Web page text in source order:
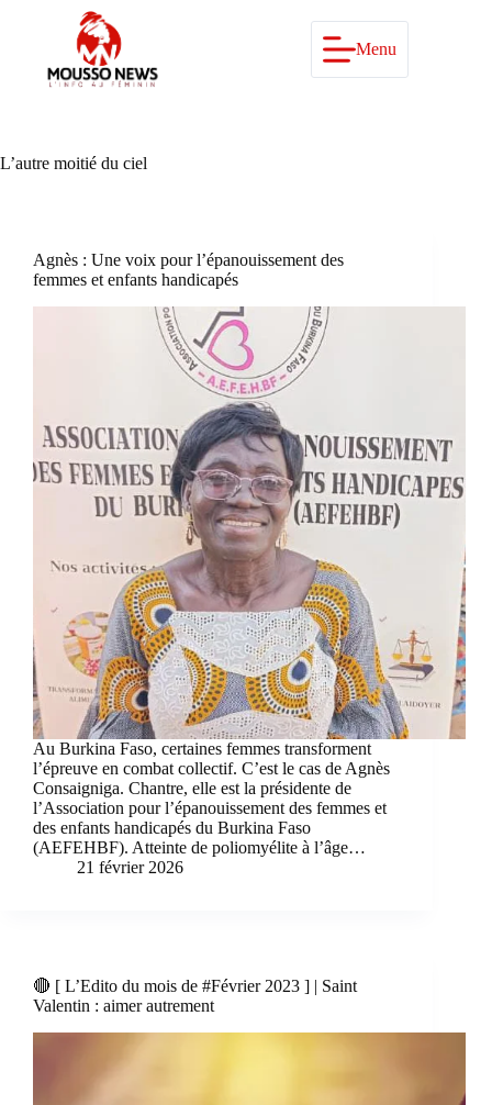
Menu
L’autre moitié du ciel
Agnès : Une voix pour l’épanouissement des
femmes et enfants handicapés
Au Burkina Faso, certaines femmes transforment
l’épreuve en combat collectif. C’est le cas de Agnès
Consaigniga. Chantre, elle est la présidente de
l’Association pour l’épanouissement des femmes et
des enfants handicapés du Burkina Faso
(AEFEHBF). Atteinte de poliomyélite à l’âge…
21 février 2026
🔴 [ L’Edito du mois de #Février 2023 ] | Saint
Valentin : aimer autrement